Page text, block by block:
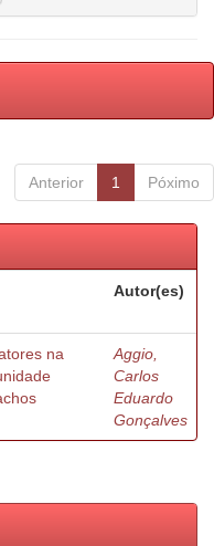
Anterior 1 Póximo
Autor(es)
na
Aggio,
Carlos
Eduardo
Gonçalves